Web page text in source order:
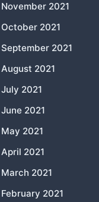
November 2021
October 2021
September 2021
August 2021
July 2021
June 2021
May 2021
April 2021
March 2021
February 2021